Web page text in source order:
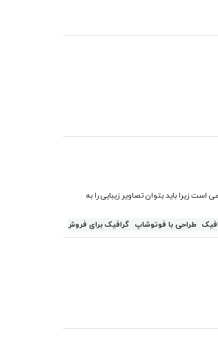
زیرا باید بتوان تصاویر زیبایی را به
طراحی با فوتوشاپ گرافیک برای فروش